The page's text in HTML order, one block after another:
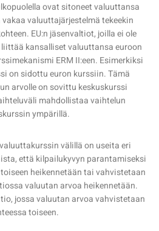
ovat sitoneet valuuttansa
valuuttajärjestelmä tekeekin
EU:n jäsenvaltiot, joilla ei ole
kansalliset valuuttansa euroon
ERM II:een. Esimerkiksi
on sidottu euron kurssiin. Tämä
arvolle on sovittu keskuskurssi
mahdollistaa vaihtelun
ympärillä.
välillä on useita eri
että kilpailukyvyn parantamiseksi
heikennetään tai vahvistetaan
valuutan arvoa heikennetään.
jossa valuutan arvoa vahvistetaan
toiseen.